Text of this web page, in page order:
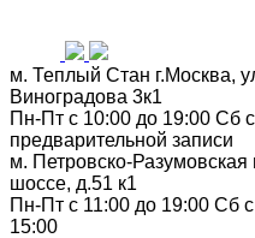
м. Теплый Стан г.Москва,
Виноградова 3к1
Пн-Пт с 10:00 до 19:00 Сб
предварительной записи
м. Петровско-Разумовская
шоссе, д.51 к1
Пн-Пт с 11:00 до 19:00 Сб
15:00